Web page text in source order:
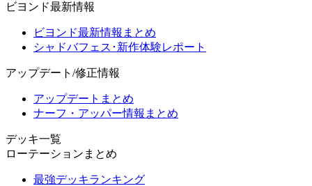
ビヨンド最新情報
ビヨンド最新情報まとめ
シャドバフェス･新作体験レポート
アップデート/修正情報
アップデートまとめ
ナーフ・アッパー情報まとめ
デッキ一覧
ローテーションまとめ
最強デッキランキング